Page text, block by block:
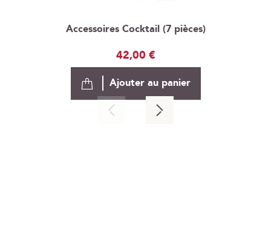
Accessoires Cocktail (7 pièces)
42,00 €
Ajouter au panier